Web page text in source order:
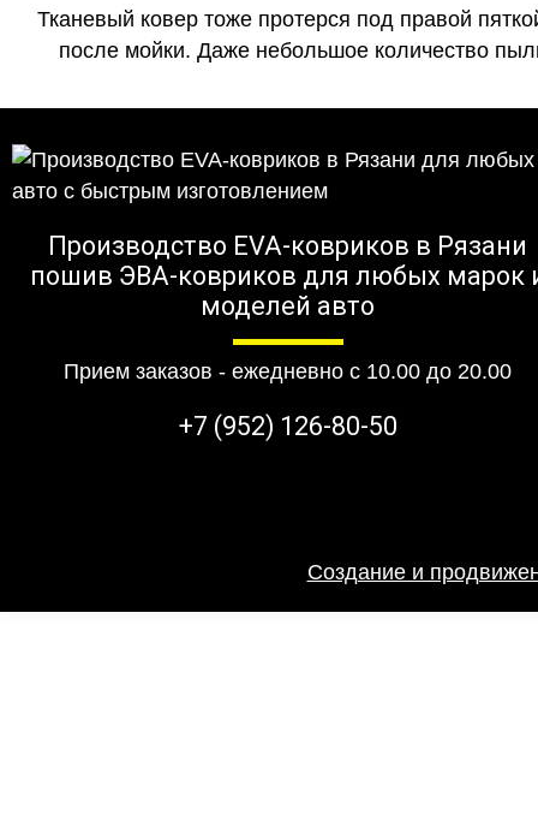
Тканевый ковер тоже протерся под правой
после мойки. Даже небольшое количество
Производство EVA-ковриков в Рязани
пошив ЭВА-ковриков для любых марок
моделей авто
Прием заказов - ежедневно с 10.00 до 20.00
+7 (952) 126-80-50
Создание и